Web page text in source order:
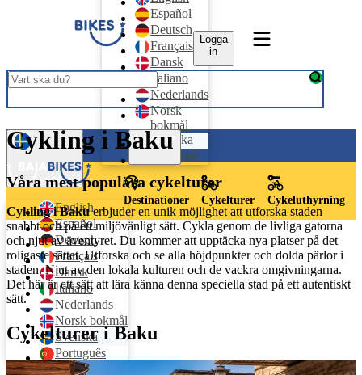
Español
Deutsch
Français
Dansk
Italiano
Nederlands
Norsk
bokmål
Svenska
Português
Logga
in
Svenska
English
Español
Deutsch
Français
Dansk
Italiano
Nederlands
Norsk bokmål
Svenska
Português
Logga in
Destinationer Cykelturer Cykeluthyrning
Cykling i Baku
Våra mest populära cykelturer
Cykling i Bakuerbjuder en unik möjlighet att utforska staden
snabbt och på ett miljövänligt sätt. Cykla genom de livliga gatorna
och njut av äventyret. Du kommer att upptäcka nya platser på det
roligaste sättet. Utforska och se alla höjdpunkter och dolda pärlor i
staden. Njut av den lokala kulturen och de vackra omgivningarna.
Det här är ett sätt att lära känna denna speciella stad på ett autentiskt
sätt.
Cykelturer i Baku